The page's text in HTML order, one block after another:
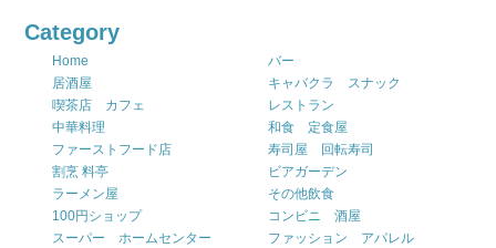
Category
Home
バー
居酒屋
キャバクラ スナック
喫茶店 カフェ
レストラン
中華料理
和食 定食屋
ファーストフード店
寿司屋 回転寿司
割烹 料亭
ビアガーデン
ラーメン屋
その他飲食
100円ショップ
コンビニ 酒屋
スーパー ホームセンター
ファッション アパレル